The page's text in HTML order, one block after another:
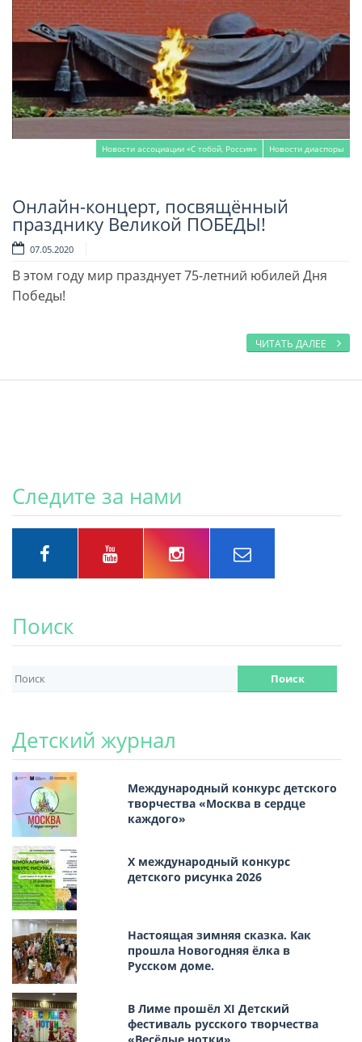
Новости ассоциации «С тобой, Россия» Новости диаспоры
Читать далее
Онлайн-концерт, посвящённый
празднику Великой ПОБЕДЫ!
07.05.2020
В этом году мир празднует 75-летний юбилей Дня
Победы!
ЧИТАТЬ ДАЛЕЕ
Следите за нами
Поиск
Детский журнал
Международный конкурс детского
творчества «Москва в сердце
каждого»
Х международный конкурс
детского рисунка 2026
Настоящая зимняя сказка. Как
прошла Новогодняя ёлка в
Русском доме.
В Лиме прошёл XI Детский
фестиваль русского творчества
«Весёлые нотки»